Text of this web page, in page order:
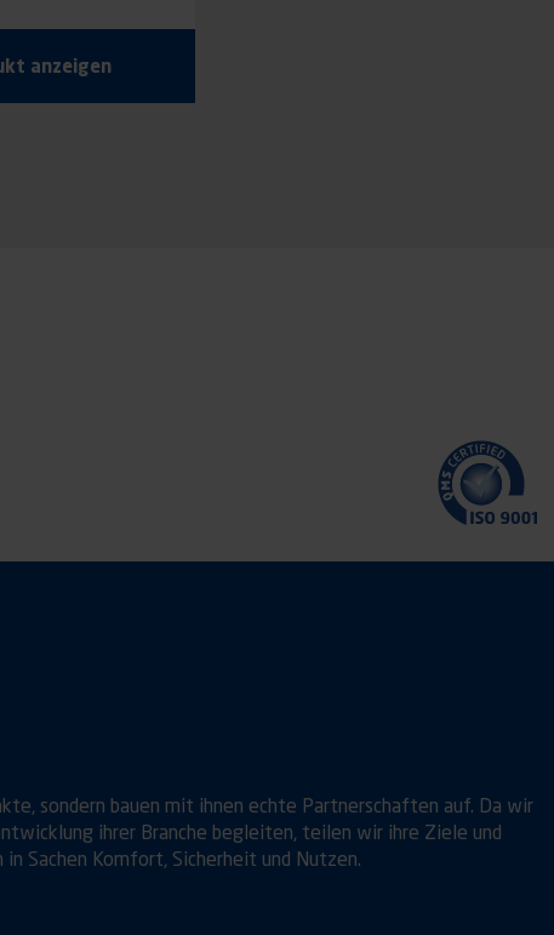
anzeigen
sondern bauen mit ihnen echte Partnerschaften auf. Da wir
ihrer Branche begleiten, teilen wir ihre Ziele und
Sachen Komfort, Sicherheit und Nutzen.